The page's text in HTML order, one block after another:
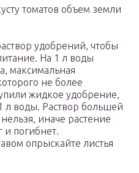
томатов объем земли
удобрений, чтобы
На 1 л воды
максимальная
не более
жидкое удобрение,
л воды. Раствор большей
иначе растение
и погибнет.
опрыскайте листья